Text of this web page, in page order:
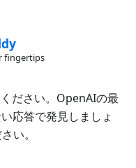
fingertips
ださい。OpenAIの最
応答で発見しましょ
い。